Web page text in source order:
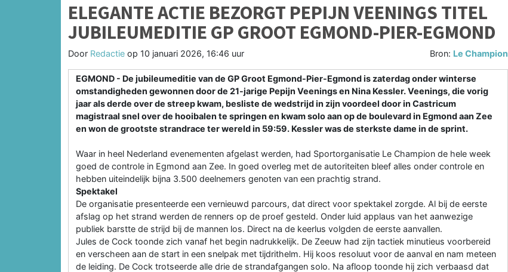
ELEGANTE ACTIE BEZORGT PEPIJN VEENINGS TITEL
JUBILEUMEDITIE GP GROOT EGMOND-PIER-EGMOND
Door Redactie op 10 januari 2026, 16:46 uur Bron: Le Champion
EGMOND - De jubileumeditie van de GP Groot Egmond-Pier-Egmond is zaterdag onder winterse
omstandigheden gewonnen door de 21-jarige Pepijn Veenings en Nina Kessler. Veenings, die vorig
jaar als derde over de streep kwam, besliste de wedstrijd in zijn voordeel door in Castricum
magistraal snel over de hooibalen te springen en kwam solo aan op de boulevard in Egmond aan Zee
en won de grootste strandrace ter wereld in 59:59. Kessler was de sterkste dame in de sprint.
Waar in heel Nederland evenementen afgelast werden, had Sportorganisatie Le Champion de hele week
goed de controle in Egmond aan Zee. In goed overleg met de autoriteiten bleef alles onder controle en
hebben uiteindelijk bijna 3.500 deelnemers genoten van een prachtig strand.
Spektakel
De organisatie presenteerde een vernieuwd parcours, dat direct voor spektakel zorgde. Al bij de eerste
afslag op het strand werden de renners op de proef gesteld. Onder luid applaus van het aanwezige
publiek barstte de strijd bij de mannen los. Direct na de keerlus volgden de eerste aanvallen.
Jules de Cock toonde zich vanaf het begin nadrukkelijk. De Zeeuw had zijn tactiek minutieus voorbereid
en verscheen aan de start in een snelpak met tijdrithelm. Hij koos resoluut voor de aanval en nam meteen
de leiding. De Cock trotseerde alle drie de strandafgangen solo. Na afloop toonde hij zich verbaasd dat